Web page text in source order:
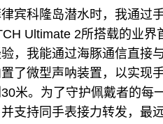
宾科隆岛潜水时，我通过
Ultimate 2所搭载的业
，我能通过海豚通信直接
了微型声呐装置，以实现
米。为了守护佩戴者的每
支持同手表接力转发，最